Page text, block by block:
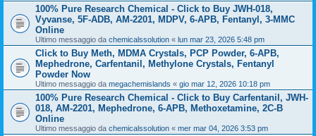
100% Pure Research Chemical - Click to Buy JWH-018,
Vyvanse, 5F-ADB, AM-2201, MDPV, 6-APB, Fentanyl, 3-MMC
Online
Ultimo messaggio da chemicalssolution « lun mar 23, 2026 5:48 pm
Click to Buy Meth, MDMA Crystals, PCP Powder, 6-APB,
Mephedrone, Carfentanil, Methylone Crystals, Fentanyl
Powder Now
Ultimo messaggio da megachemislands « gio mar 12, 2026 10:18 pm
100% Pure Research Chemical - Click to Buy Carfentanil, JWH-
018, AM-2201, Mephedrone, 6-APB, Methoxetamine, 2C-B
Online
Ultimo messaggio da chemicalssolution « mer mar 04, 2026 3:53 pm